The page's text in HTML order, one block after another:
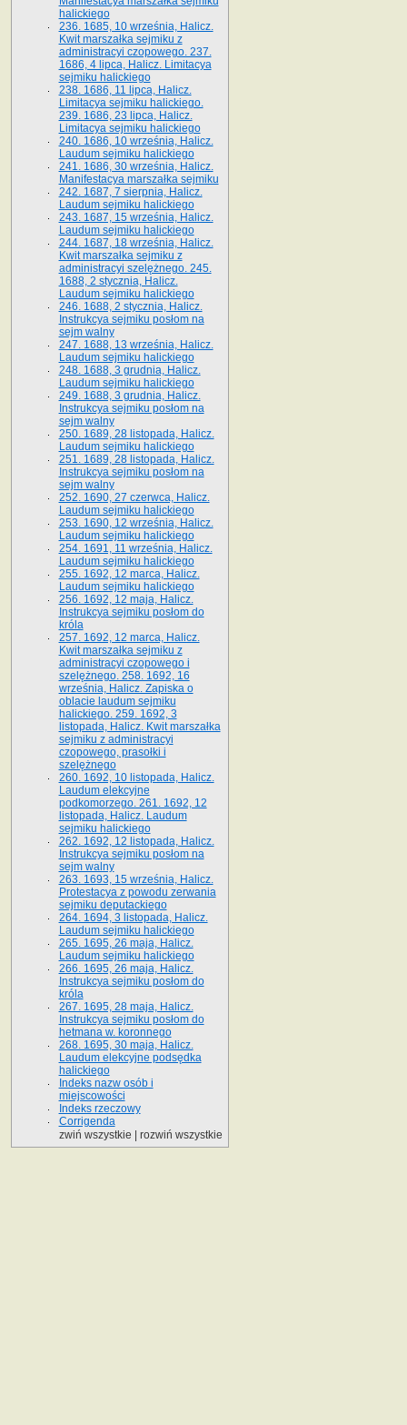
halickiego
236. 1685, 10 września, Halicz.
Kwit marszałka sejmiku z
administracyi czopowego. 237.
1686, 4 lipca, Halicz. Limitacya
sejmiku halickiego
238. 1686, 11 lipca, Halicz.
Limitacya sejmiku halickiego.
239. 1686, 23 lipca, Halicz.
Limitacya sejmiku halickiego
240. 1686, 10 września, Halicz.
Laudum sejmiku halickiego
241. 1686, 30 września, Halicz.
Manifestacya marszałka sejmiku
242. 1687, 7 sierpnia, Halicz.
Laudum sejmiku halickiego
243. 1687, 15 września, Halicz.
Laudum sejmiku halickiego
244. 1687, 18 września, Halicz.
Kwit marszałka sejmiku z
administracyi szelężnego. 245.
1688, 2 stycznia, Halicz.
Laudum sejmiku halickiego
246. 1688, 2 stycznia, Halicz.
Instrukcya sejmiku posłom na
sejm walny
247. 1688, 13 września, Halicz.
Laudum sejmiku halickiego
248. 1688, 3 grudnia, Halicz.
Laudum sejmiku halickiego
249. 1688, 3 grudnia, Halicz.
Instrukcya sejmiku posłom na
sejm walny
250. 1689, 28 listopada, Halicz.
Laudum sejmiku halickiego
251. 1689, 28 listopada, Halicz.
Instrukcya sejmiku posłom na
sejm walny
252. 1690, 27 czerwca, Halicz.
Laudum sejmiku halickiego
253. 1690, 12 września, Halicz.
Laudum sejmiku halickiego
254. 1691, 11 września, Halicz.
Laudum sejmiku halickiego
255. 1692, 12 marca, Halicz.
Laudum sejmiku halickiego
256. 1692, 12 maja, Halicz.
Instrukcya sejmiku posłom do
króla
257. 1692, 12 marca, Halicz.
Kwit marszałka sejmiku z
administracyi czopowego i
szelężnego. 258. 1692, 16
września, Halicz. Zapiska o
oblacie laudum sejmiku
halickiego. 259. 1692, 3
listopada, Halicz. Kwit marszałka
sejmiku z administracyi
czopowego, prasołki i
szelężnego
260. 1692, 10 listopada, Halicz.
Laudum elekcyjne
podkomorzego. 261. 1692, 12
listopada, Halicz. Laudum
sejmiku halickiego
262. 1692, 12 listopada, Halicz.
Instrukcya sejmiku posłom na
sejm walny
263. 1693, 15 września, Halicz.
Protestacya z powodu zerwania
sejmiku deputackiego
264. 1694, 3 listopada, Halicz.
Laudum sejmiku halickiego
265. 1695, 26 maja, Halicz.
Laudum sejmiku halickiego
266. 1695, 26 maja, Halicz.
Instrukcya sejmiku posłom do
króla
267. 1695, 28 maja, Halicz.
Instrukcya sejmiku posłom do
hetmana w. koronnego
268. 1695, 30 maja, Halicz.
Laudum elekcyjne podsędka
halickiego
Indeks nazw osób i
miejscowości
Indeks rzeczowy
Corrigenda
zwiń wszystkie
rozwiń wszystkie